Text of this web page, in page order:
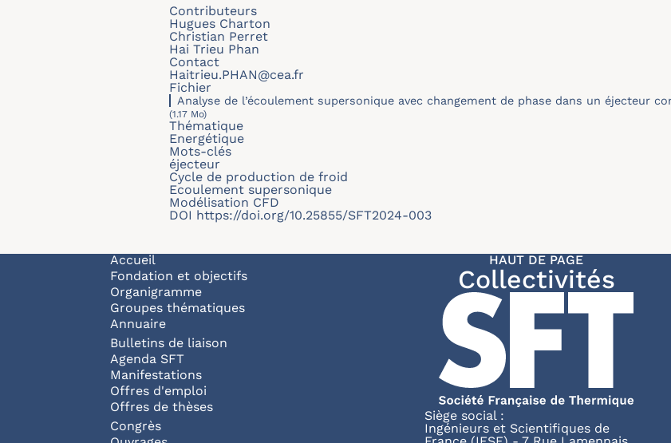
Contributeurs
Hugues Charton
Christian Perret
Hai Trieu Phan
Contact
Haitrieu.PHAN@cea.fr
Fichier
Analyse de l’écoulement supersonique avec changement de phase dans un éjecteur
(1.17 Mo)
Thématique
Energétique
Mots-clés
éjecteur
Cycle de production de froid
Ecoulement supersonique
Modélisation CFD
DOI https://doi.org/10.25855/SFT2024-003
Navigation principale
Accueil
Fondation et objectifs
Organigramme
Groupes thématiques
Annuaire
Bulletins de liaison
Agenda SFT
Manifestations
Offres d'emploi
Offres de thèses
Congrès
HAUT DE PAGE
Collectivités
Siège social :
Ingénieurs et Scientifiques de